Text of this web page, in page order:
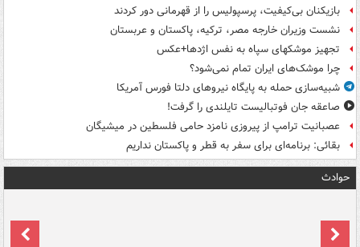
بازیکنان بی‌کیفیت، پرسپولیس را از قهرمانی دور کردند
نشست وزیران خارجه مصر، ترکیه، پاکستان و عربستان
تجهیز موشکهای سپاه به نفس اژدها+عکس
چرا موشک‌های ایران تمام نمی‌شود؟
شبیه‌سازی حمله به پایگاه نیروهای دلتا فورس آمریکا
صاعقه جان فوتبالیست تایلندی را گرفت!
عصبانیت ترامپ از پیروزی نامزد حامی فلسطین در میشیگان
بقائی: برنامه‌ای برای سفر به قطر و پاکستان نداریم
حوادث